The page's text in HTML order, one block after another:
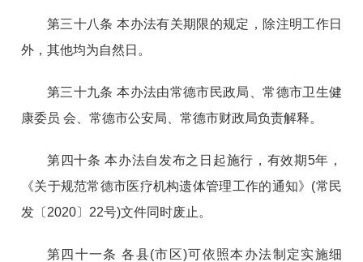
第三十八条 本办法有关期限的规定，除注明工作日
外，其他均为自然日。
第三十九条 本办法由常德市民政局、常德市卫生健
康委员 会、常德市公安局、常德市财政局负责解释。
第四十条 本办法自发布之日起施行，有效期5年，
《关于规范常德市医疗机构遗体管理工作的通知》(常民
发〔2020〕22号)文件同时废止。
第四十一条 各县(市区)可依照本办法制定实施细